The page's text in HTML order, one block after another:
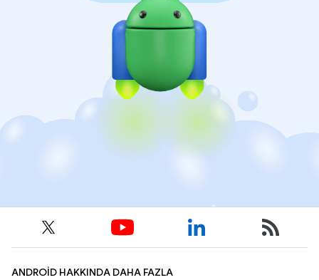
ANDROID HAKKINDA DAHA FAZLA